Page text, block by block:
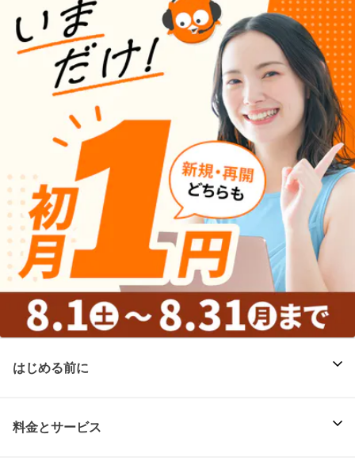
はじめる前に
料金とサービス